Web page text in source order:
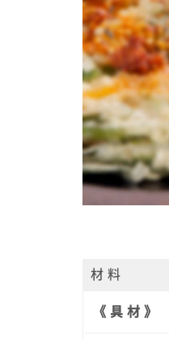
材 料
《 具 材 》